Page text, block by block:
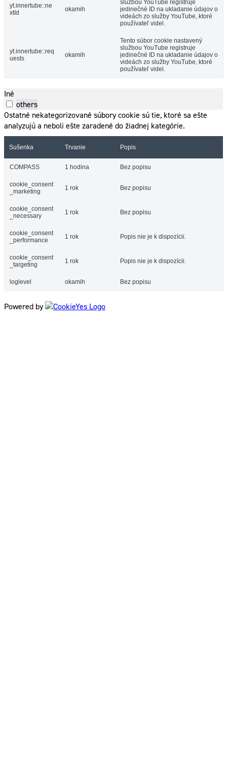
yt.innertube::ne
xtId
okamih
službou YouTube registruje
jedinečné ID na ukladanie údajov o
videách zo služby YouTube, ktoré
používateľ videl.
yt.innertube::req
uests
okamih
Tento súbor cookie nastavený
službou YouTube registruje
jedinečné ID na ukladanie údajov o
videách zo služby YouTube, ktoré
používateľ videl.
Iné
others
Ostatné nekategorizované súbory cookie sú tie, ktoré sa ešte
analyzujú a neboli ešte zaradené do žiadnej kategórie.
Sušenka Trvanie Popis
COMPASS 1 hodina Bez popisu
cookie_consent
_marketing
1 rok Bez popisu
cookie_consent
_necessary
1 rok Bez popisu
cookie_consent
_performance
1 rok Popis nie je k dispozícii.
cookie_consent
_targeting
1 rok Popis nie je k dispozícii.
loglevel okamih Bez popisu
Powered by